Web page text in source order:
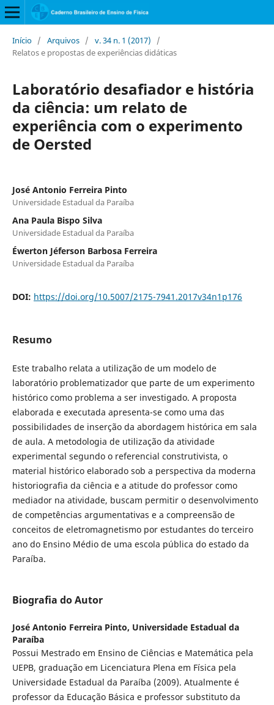
Início / Arquivos / v. 34 n. 1 (2017)
/
Relatos e propostas de experiências didáticas
Laboratório desafiador e história
da ciência: um relato de
experiência com o experimento
de Oersted
José Antonio Ferreira Pinto
Universidade Estadual da Paraíba
Ana Paula Bispo Silva
Universidade Estadual da Paraíba
Éwerton Jéferson Barbosa Ferreira
Universidade Estadual da Paraíba
DOI: https://doi.org/10.5007/2175-7941.2017v34n1p176
Resumo
Este trabalho relata a utilização de um modelo de
laboratório problematizador que parte de um experimento
histórico como problema a ser investigado. A proposta
elaborada e executada apresenta-se como uma das
possibilidades de inserção da abordagem histórica em sala
de aula. A metodologia de utilização da atividade
experimental segundo o referencial construtivista, o
material histórico elaborado sob a perspectiva da moderna
historiografia da ciência e a atitude do professor como
mediador na atividade, buscam permitir o desenvolvimento
de competências argumentativas e a compreensão de
conceitos de eletromagnetismo por estudantes do terceiro
ano do Ensino Médio de uma escola pública do estado da
Paraíba.
Biografia do Autor
José Antonio Ferreira Pinto, Universidade Estadual da
Paraíba
Possui Mestrado em Ensino de Ciências e Matemática pela
UEPB, graduação em Licenciatura Plena em Física pela
Universidade Estadual da Paraíba (2009). Atualmente é
professor da Educação Básica e professor substituto da